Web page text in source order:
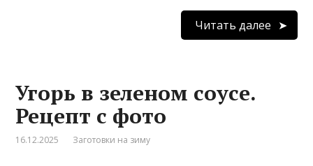
Читать далее
Угорь в зеленом соусе.
Рецепт с фото
16.12.2025 Заготовки на зиму